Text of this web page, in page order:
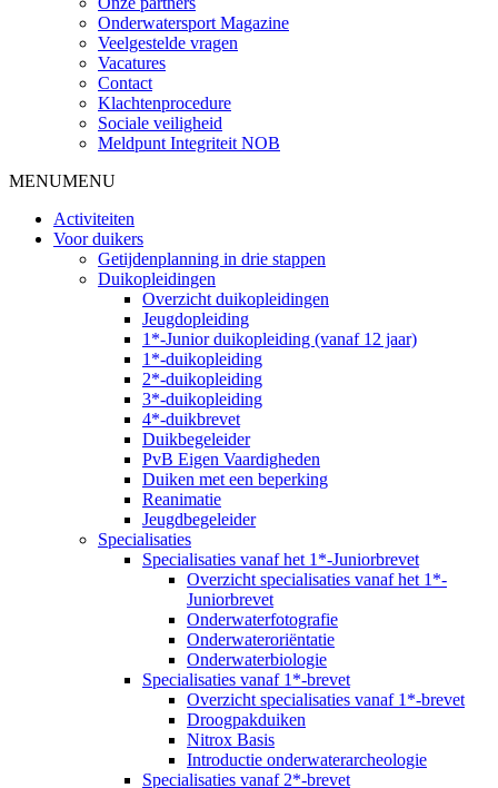
Onderwatersport Magazine
Veelgestelde vragen
Vacatures
Contact
Klachtenprocedure
Sociale veiligheid
Meldpunt Integriteit NOB
MENUMENU
Activiteiten
Voor duikers
Getijdenplanning in drie stappen
Duikopleidingen
Overzicht duikopleidingen
Jeugdopleiding
1*-Junior duikopleiding (vanaf 12 jaar)
1*-duikopleiding
2*-duikopleiding
3*-duikopleiding
4*-duikbrevet
Duikbegeleider
PvB Eigen Vaardigheden
Duiken met een beperking
Reanimatie
Jeugdbegeleider
Specialisaties
Specialisaties vanaf het 1*-Juniorbrevet
Overzicht specialisaties vanaf het 1*-
Juniorbrevet
Onderwaterfotografie
Onderwateroriëntatie
Onderwaterbiologie
Specialisaties vanaf 1*-brevet
Overzicht specialisaties vanaf 1*-brevet
Droogpakduiken
Nitrox Basis
Introductie onderwaterarcheologie
Specialisaties vanaf 2*-brevet